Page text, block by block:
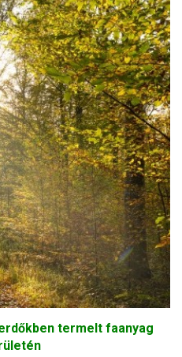
termelt faanyag